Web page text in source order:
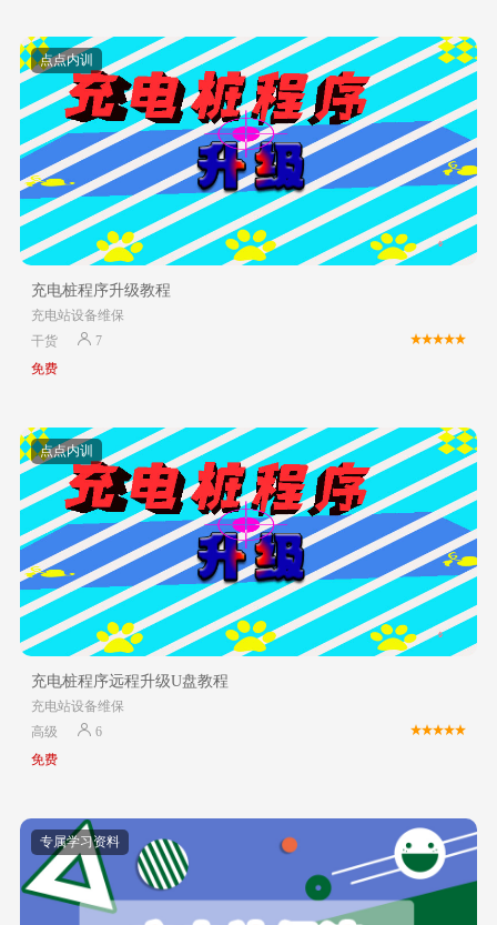
点点内训
充电桩程序升级教程
充电站设备维保
干货
7
免费
点点内训
充电桩程序远程升级U盘教程
充电站设备维保
高级
6
免费
专属学习资料